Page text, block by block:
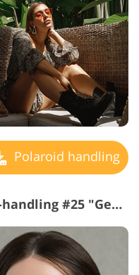
Polaroid handling
Polaroid gratis Photoshop-handling #25 "Genuine Beauty"